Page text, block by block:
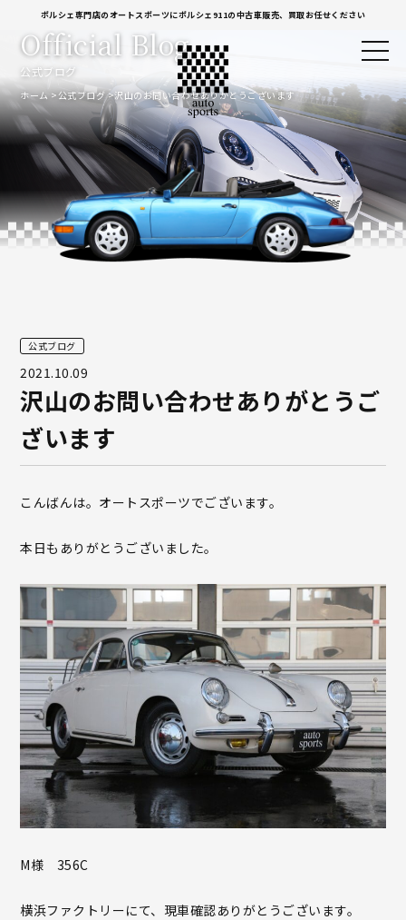
ポルシェ専門店のオートスポーツにポルシェ911の中古車販売、買取お任せください
公式ブログ
Official Blog
ホーム 公式ブログ 沢山のお問い合わせありがとうございます
公式ブログ
2021.10.09
沢山のお問い合わせありがとうご
ざいます
こんばんは。オートスポーツでございます。
本日もありがとうございました。
M様 356C
横浜ファクトリーにて、現車確認ありがとうございます。